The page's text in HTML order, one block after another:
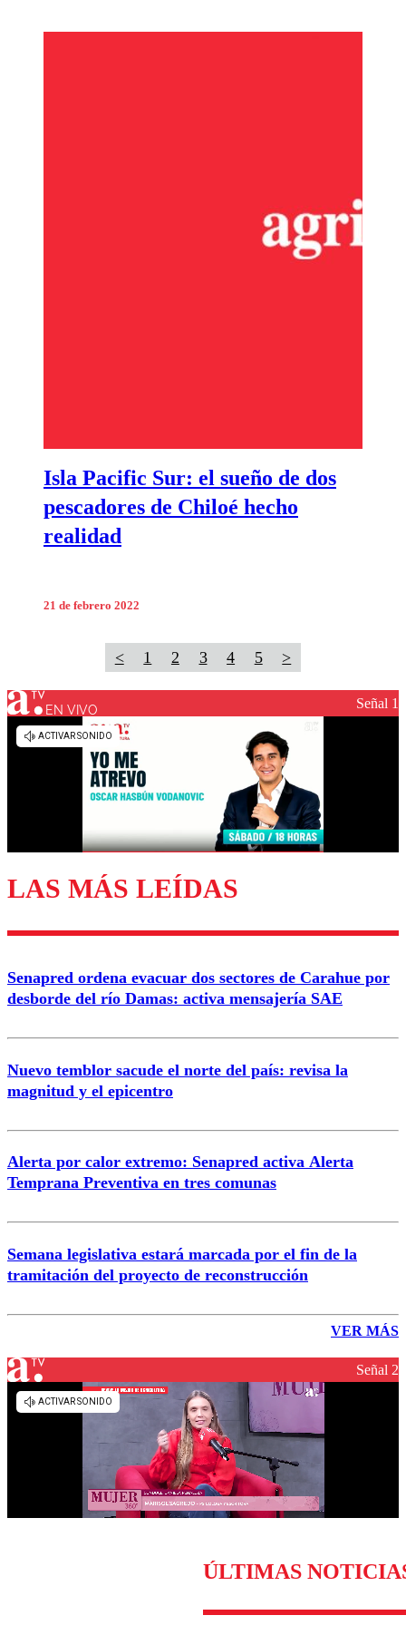
Isla Pacific Sur: el sueño de dos
pescadores de Chiloé hecho
realidad
21 de febrero 2022
< 1 2 3 4 5 >
EN VIVO Señal 1
LAS MÁS LEÍDAS
Senapred ordena evacuar dos sectores de Carahue por
desborde del río Damas: activa mensajería SAE
Nuevo temblor sacude el norte del país: revisa la
magnitud y el epicentro
Alerta por calor extremo: Senapred activa Alerta
Temprana Preventiva en tres comunas
Semana legislativa estará marcada por el fin de la
tramitación del proyecto de reconstrucción
VER MÁS
Señal 2
ÚLTIMAS